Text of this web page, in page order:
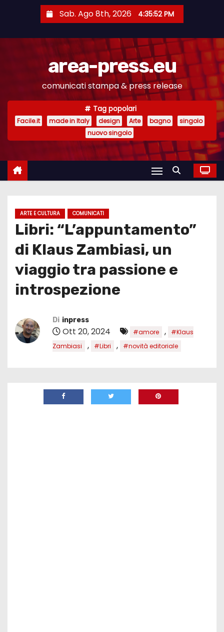
e
Sab. Ago 8th, 2026 4:35:52 PM
area-press.eu
comunicati stampa & press release
Tag popolari
Facile.it made in Italy design Arte bagno
singolo
nuovo singolo
ARTE E CULTURA COMUNICATI
Libri: “L’appuntamento”
di Klaus Zambiasi, un
viaggio tra passione e
introspezione
Di inpress
Ott 20, 2024 #amore ,
#Klaus
Zambiasi
, #Libri , #novità editoriale